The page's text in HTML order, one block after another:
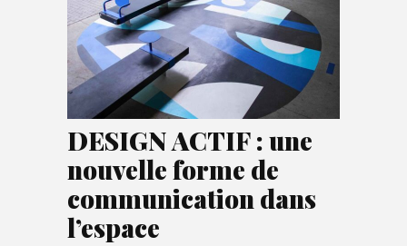
DESIGN ACTIF : une
nouvelle forme de
communication dans
l’espace